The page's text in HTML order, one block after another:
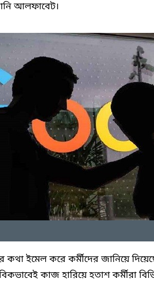
আলফাবেট।
কথা ইমেল করে কর্মীদের জানিয়ে
কাজ হারিয়ে হতাশ কর্মীরা